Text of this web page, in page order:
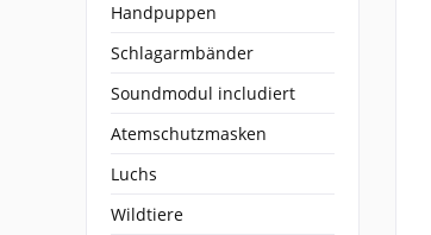
Handpuppen
Schlagarmbänder
Soundmodul includiert
Atemschutzmasken
Luchs
Wildtiere